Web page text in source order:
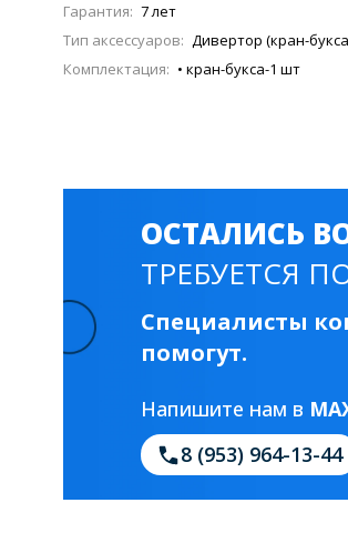
Из искусственного камня
Смесители для моек
Раковины
На стиральную машину
Гарантия: 7 лет
Тип аксессуаров: Дивертор (кран-
Комплектация: • кран-букса-1 шт
ОСТАЛИСЬ
ТРЕБУЕТСЯ
Специалисты
помогут.
Напишите нам в
8 (953) 964-13-44